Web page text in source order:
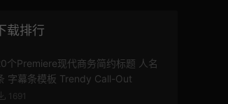
载排行
个Premiere现代商务简约标题 人名
字幕条模板 Trendy Call-Out
1691